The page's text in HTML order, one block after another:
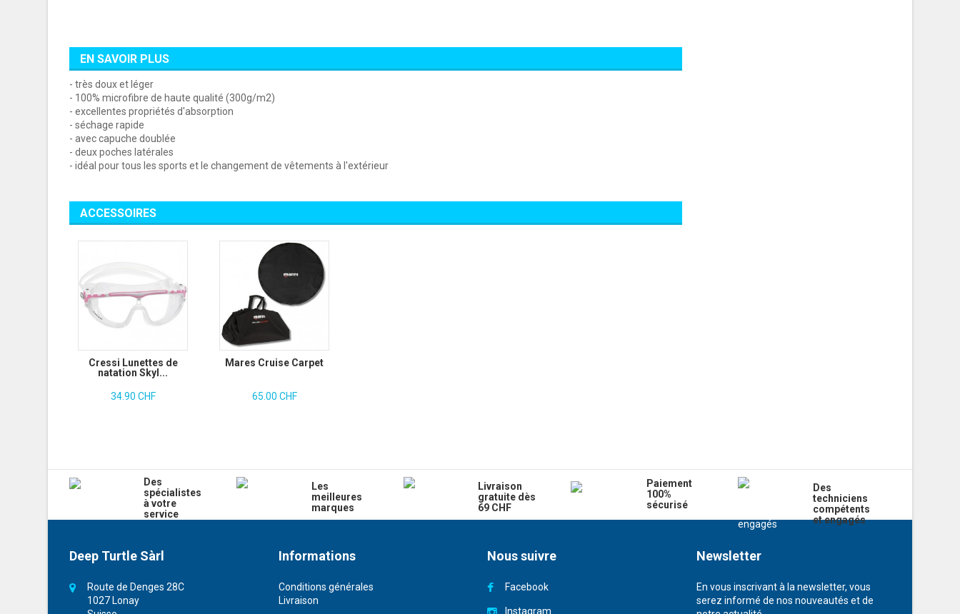
EN SAVOIR PLUS
- très doux et léger
- 100% microfibre de haute qualité (300g/m2)
- excellentes propriétés d'absorption
- séchage rapide
- avec capuche doublée
- deux poches latérales
- idéal pour tous les sports et le changement de vêtements à l'extérieur
ACCESSOIRES
Cressi Lunettes de
natation Skyl...
34.90 CHF
Mares Cruise Carpet
65.00 CHF
Des
spécialistes
à votre
service
Les
meilleures
marques
Livraison
gratuite dès
69 CHF
Paiement
100%
sécurisé
Des
techniciens
compétents
et engagés
Deep Turtle Sàrl
Route de Denges 28C
1027 Lonay
Informations
Conditions générales
Livraison
Nous suivre
Facebook
Instagram
Newsletter
En vous inscrivant à la newsletter, vous
serez informé de nos nouveautés et de